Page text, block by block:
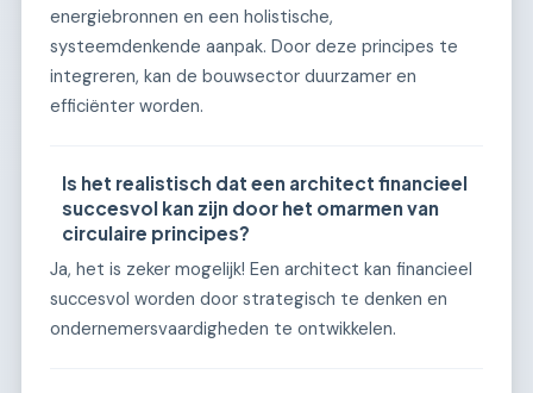
energiebronnen en een holistische,
systeemdenkende aanpak. Door deze principes te
integreren, kan de bouwsector duurzamer en
efficiënter worden.
Is het realistisch dat een architect financieel
succesvol kan zijn door het omarmen van
circulaire principes?
Ja, het is zeker mogelijk! Een architect kan financieel
succesvol worden door strategisch te denken en
ondernemersvaardigheden te ontwikkelen.